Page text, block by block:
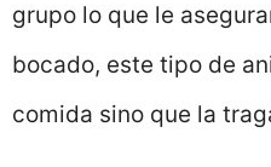
grupo lo que le
bocado, este tipo de
comida sino que la